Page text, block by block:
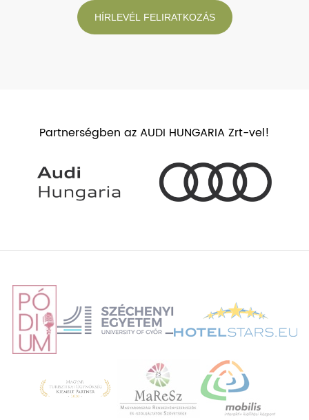
HÍRLEVÉL FELIRATKOZÁS
Partnerségben az AUDI HUNGARIA Zrt-vel!